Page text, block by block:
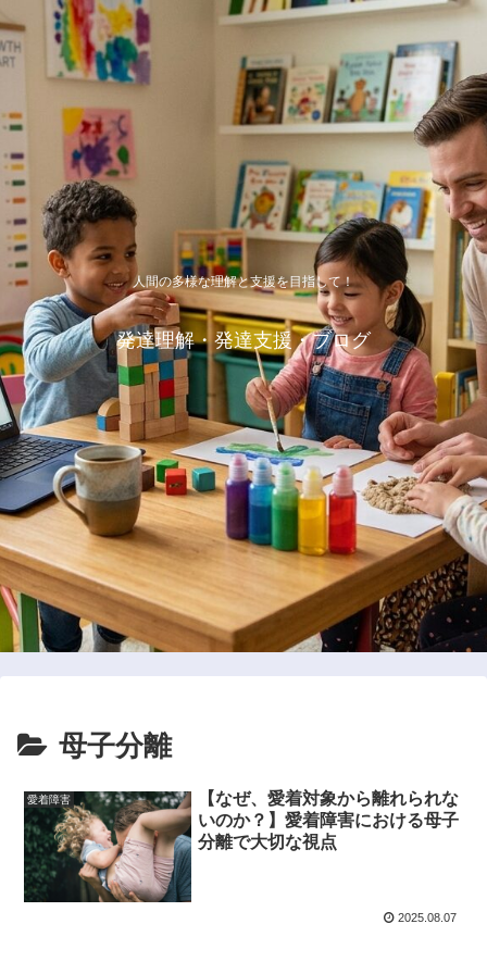
人間の多様な理解と支援を目指して！
発達理解・発達支援・ブログ
母子分離
愛着障害
【なぜ、愛着対象から離れられな
いのか？】愛着障害における母子
分離で大切な視点
2025.08.07